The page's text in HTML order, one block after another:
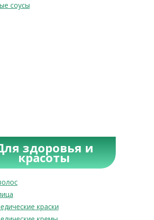
соусы
здоровья и
красоты
краски